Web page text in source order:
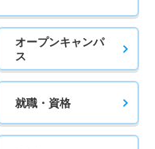
オープンキャンパ
ス
就職・資格